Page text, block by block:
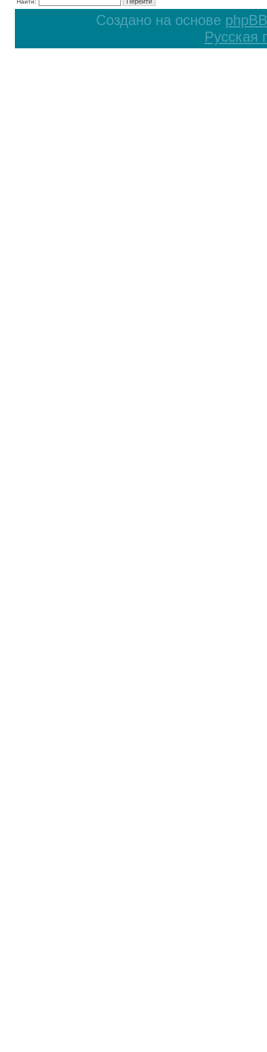
Найти:
Создано на основе phpBB
Русская